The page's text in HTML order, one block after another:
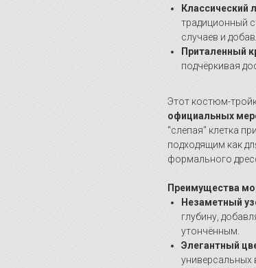
Классический
традиционный
случаев и
Приталенный
подчёркивая
Этот костюм-
официальных
"слепая" клетка
подходящим как
формального
Преимущества
Незаметный
глубину,
утончённым.
Элегантный
универсальных